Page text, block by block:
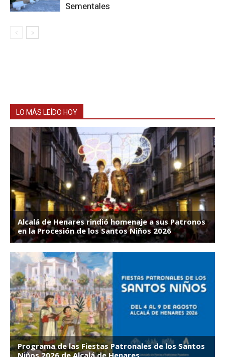
Sementales
LO MÁS LEÍDO HOY